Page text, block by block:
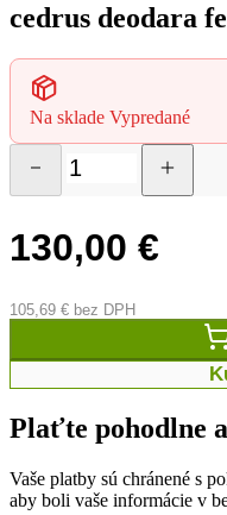
cedrus deodara
Na sklade Vypredané
130,00 €
105,69 € bez DPH
Plaťte pohodlne
Vaše platby sú chránené s
aby boli vaše informácie v